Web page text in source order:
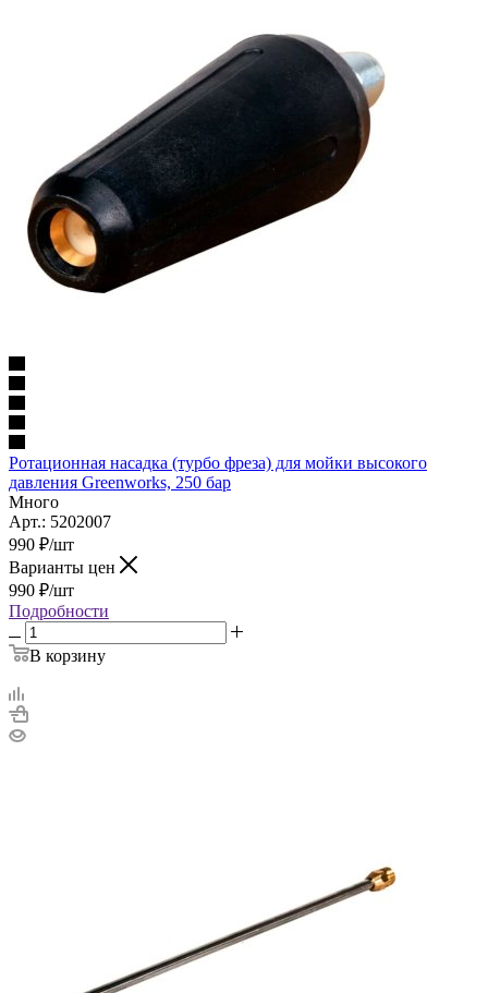
Ротационная насадка (турбо фреза) для мойки высокого
давления Greenworks, 250 бар
Много
Арт.: 5202007
990 ₽/шт
Варианты цен
990 ₽/шт
Подробности
В корзину